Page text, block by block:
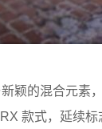
颖的混合元素
款式，延续